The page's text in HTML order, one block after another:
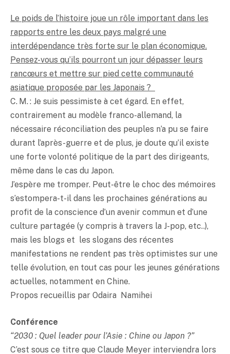
Le poids de l’histoire joue un rôle important dans les
rapports entre les deux pays malgré une
interdépendance très forte sur le plan économique.
Pensez-vous qu’ils pourront un jour dépasser leurs
rancœurs et mettre sur pied cette communauté
asiatique proposée par les Japonais ?
C. M. : Je suis pessimiste à cet égard. En effet,
contrairement au modèle franco-allemand, la
nécessaire réconciliation des peuples n’a pu se faire
durant l’après-guerre et de plus, je doute qu’il existe
une forte volonté politique de la part des dirigeants,
même dans le cas du Japon.
J’espère me tromper. Peut-être le choc des mémoires
s’estompera-t-il dans les prochaines générations au
profit de la conscience d’un avenir commun et d’une
culture partagée (y compris à travers la J-pop, etc..),
mais les blogs et les slogans des récentes
manifestations ne rendent pas très optimistes sur une
telle évolution, en tout cas pour les jeunes générations
actuelles, notamment en Chine.
Propos recueillis par Odaira Namihei
Conférence
“2030 : Quel leader pour l’Asie : Chine ou Japon ?”
C’est sous ce titre que Claude Meyer interviendra lors